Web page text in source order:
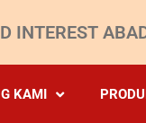
INTEREST
KAMI